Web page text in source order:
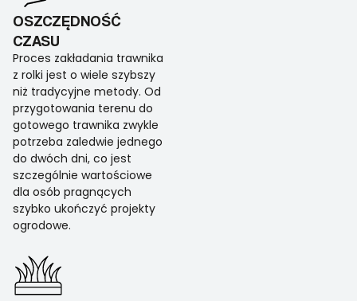
OSZCZĘDNOŚĆ
CZASU
Proces zakładania trawnika
z rolki jest o wiele szybszy
niż tradycyjne metody. Od
przygotowania terenu do
gotowego trawnika zwykle
potrzeba zaledwie jednego
do dwóch dni, co jest
szczególnie wartościowe
dla osób pragnących
szybko ukończyć projekty
ogrodowe.